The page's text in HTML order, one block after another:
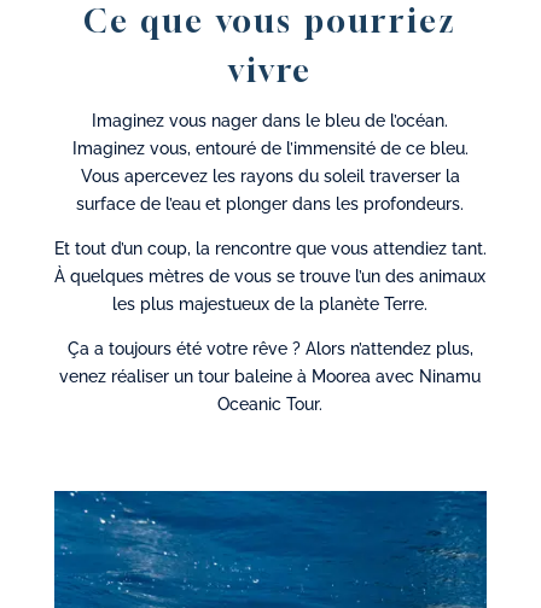
Ce que vous pourriez
vivre
Imaginez vous nager dans le bleu de l’océan.
Imaginez vous, entouré de l’immensité de ce bleu.
Vous apercevez les rayons du soleil traverser la
surface de l’eau et plonger dans les profondeurs.
Et tout d’un coup, la rencontre que vous attendiez tant.
À quelques mètres de vous se trouve l’un des animaux
les plus majestueux de la planète Terre.
Ça a toujours été votre rêve ? Alors n’attendez plus,
venez réaliser un tour baleine à Moorea avec Ninamu
Oceanic Tour.